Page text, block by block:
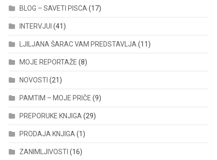
BLOG – SAVETI PISCA (17)
INTERVJUI (41)
LJILJANA ŠARAC VAM PREDSTAVLJA (11)
MOJE REPORTAŽE (8)
NOVOSTI (21)
PAMTIM – MOJE PRIČE (9)
PREPORUKE KNJIGA (29)
PRODAJA KNJIGA (1)
ZANIMLJIVOSTI (16)